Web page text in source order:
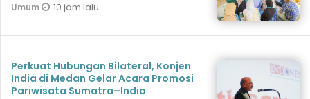
Umum 10 jam lalu
Perkuat Hubungan Bilateral, Konjen
India di Medan Gelar Acara Promosi
Pariwisata Sumatra–India